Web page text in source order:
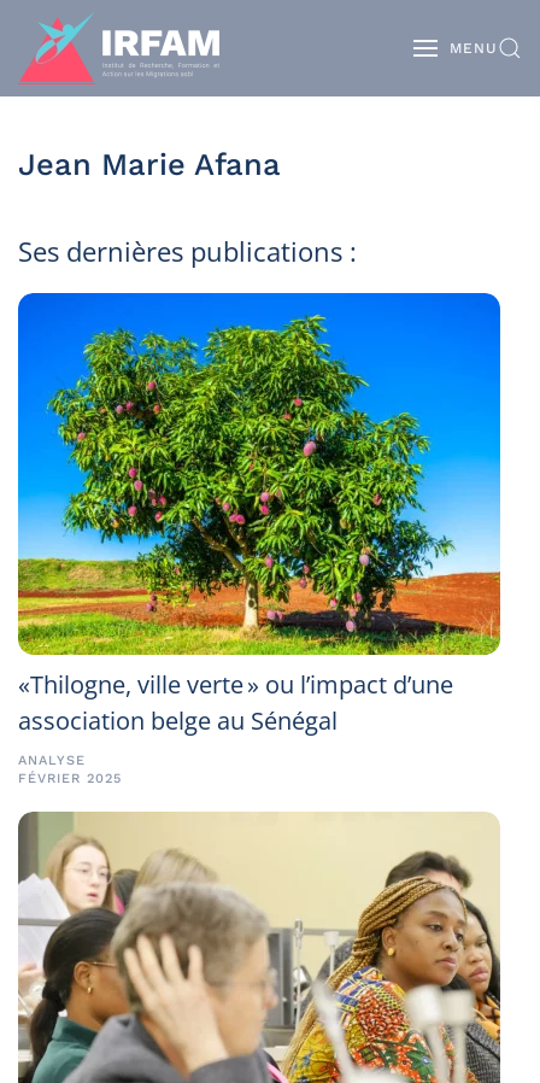
MENU
Jean Marie Afana
Ses dernières publications :
«Thilogne, ville verte » ou l’impact d’une
association belge au Sénégal
ANALYSE
FÉVRIER 2025